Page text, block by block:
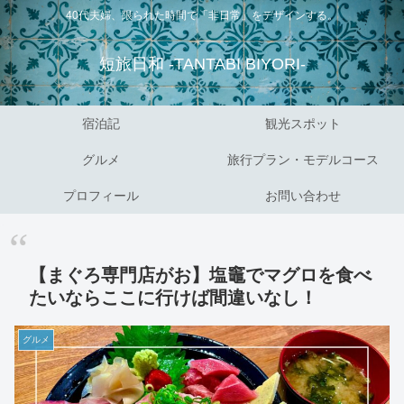
40代夫婦、限られた時間で「非日常」をデザインする。
短旅日和 -TANTABI BIYORI-
宿泊記 観光スポット
グルメ 旅行プラン・モデルコース
プロフィール お問い合わせ
【まぐろ専門店がお】塩竈でマグロを食べ
たいならここに行けば間違いなし！
グルメ